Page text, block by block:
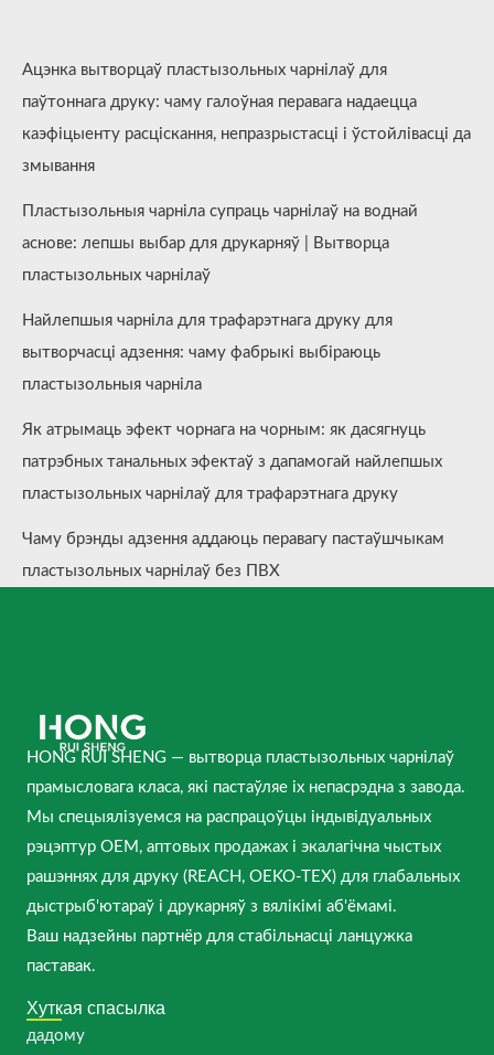
Ацэнка вытворцаў пластызольных чарнілаў для
паўтоннага друку: чаму галоўная перавага надаецца
каэфіцыенту расціскання, непразрыстасці і ўстойлівасці да
змывання
Пластызольныя чарніла супраць чарнілаў на воднай
аснове: лепшы выбар для друкарняў | Вытворца
пластызольных чарнілаў
Найлепшыя чарніла для трафарэтнага друку для
вытворчасці адзення: чаму фабрыкі выбіраюць
пластызольныя чарніла
Як атрымаць эфект чорнага на чорным: як дасягнуць
патрэбных танальных эфектаў з дапамогай найлепшых
пластызольных чарнілаў для трафарэтнага друку
Чаму брэнды адзення аддаюць перавагу пастаўшчыкам
пластызольных чарнілаў без ПВХ
HONG RUI SHENG — вытворца пластызольных чарнілаў
прамысловага класа, які пастаўляе іх непасрэдна з завода.
Мы спецыялізуемся на распрацоўцы індывідуальных
рэцэптур OEM, аптовых продажах і экалагічна чыстых
рашэннях для друку (REACH, OEKO-TEX) для глабальных
дыстрыб'ютараў і друкарняў з вялікімі аб'ёмамі.
Ваш надзейны партнёр для стабільнасці ланцужка
паставак.
Хуткая спасылка
дадому